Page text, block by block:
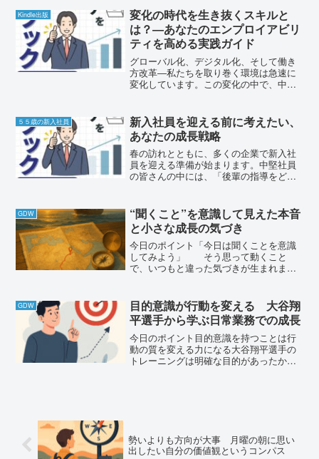
えを整理し、相手との関わり方を整え
る。この小さな時間が、次の一...
Kindle出版
変化の時代を生き抜くスキルと
は？―あなたのエンプロイアビリ
ティを高める実践ガイド
グローバル化、デジタル化、そして働き
方改革―私たちを取り巻く環境は急速に
変化しています。この変化の中で、中堅
はないでしょうか。エンプロイアビリテ
ィを考える時期 中堅社員...
５５歳の新入社員
新入社員を迎える前に考えたい、
あなたの成長戦略
春の訪れとともに、多くの企業で新入社
員を迎える準備が始まります。中堅社員
の皆さんの中には、「後輩の指導をどう
いる方も多いのではないでしょうか。私
自身、製薬会社での営業マ...
GDW
“聞くこと”を意識して見えた本音
と小さな成長の気づき
今日のポイント「今日は聞くことを意識
してみよう」 そう思って動くこと
で、いつもと違った気づきが生まれま
みよう」と決めて動くこと。それが自分
の成長につながっていきます。...
GDW
目的意識が行動を変える 大谷翔
平選手から学ぶ日常業務での成長
今日のポイント目的意識を持つことは行
動の質を変える力になる大谷翔平選手の
トレーニングは明確な目的があったから
勢いよりも方向が大事 月曜の朝に思い
出したい自分の価値観というコンパス